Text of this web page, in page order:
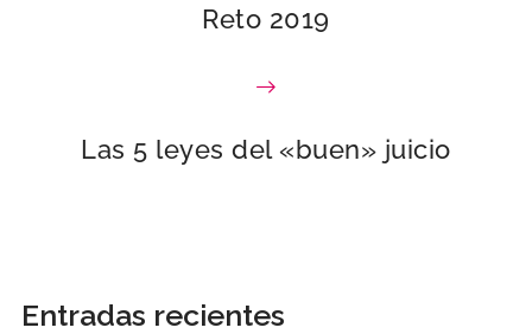
Reto 2019
Las 5 leyes del «buen» juicio
Entradas recientes